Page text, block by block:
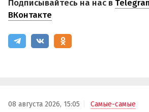
Подписывайтесь на нас в
ВКонтакте
08 августа 2026, 15:05 Самые-самые